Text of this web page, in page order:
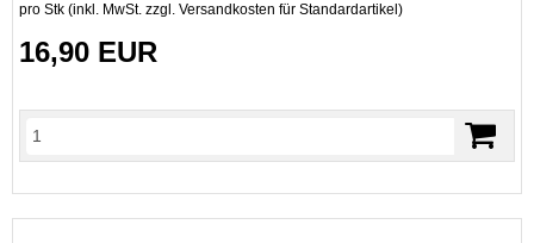
pro Stk (inkl. MwSt. zzgl. Versandkosten für Standardartikel )
16,90 EUR